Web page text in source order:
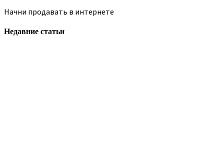
Начни продавать в интернете
Недавние статьи